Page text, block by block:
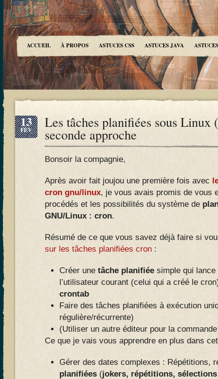
ACCUEIL À PROPOS ASTUCES CSS ASTUCES JAVA
13
FÉV Les tâches planifiées sous Linux
seconde approche
Bonsoir la compagnie,
Après avoir fait joujou une première fois avec
cron gnu/linux, je vous avais promis de vous
procédés et les possibilités du système de
GNU/Linux : cron.
Résumé de ce que vous savez déjà faire si
sur les tâches planifiées cron :
Créer une tâche planifiée simple qui
l’utilisateur courant (celui qui a créé le
crontab
Faire des tâches planifiées à exécution
régulière/récurrente)
(Utiliser un autre éditeur pour la
Ce que je vais vous apprendre en plus dans
Gérer des dates complexes : Répétitions,
planifiées (jokers, répétitions,